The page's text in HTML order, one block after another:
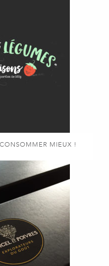
MIEUX !